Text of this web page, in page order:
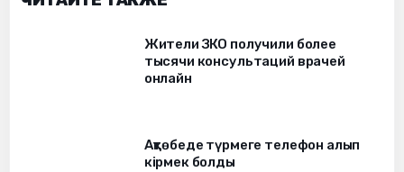
Жители ЗКО получили более
тысячи консультаций врачей
онлайн
Ақтөбеде түрмеге телефон алып
кірмек болды